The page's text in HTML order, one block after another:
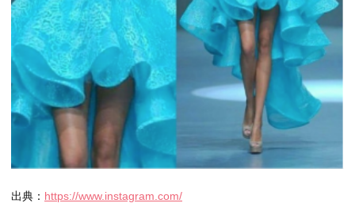
出典： https://www.instagram.com/